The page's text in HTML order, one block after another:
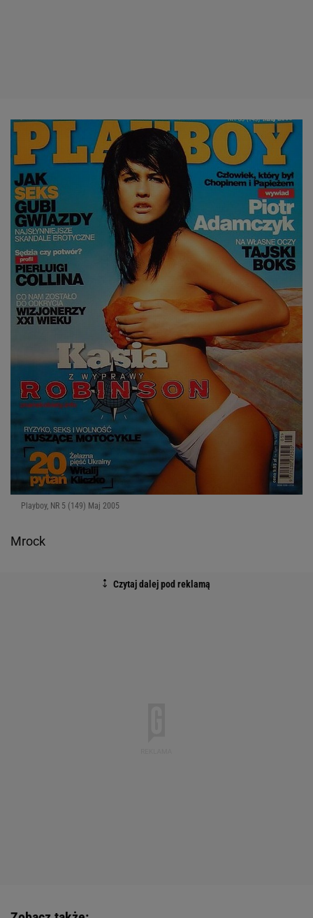
Playboy, NR 5 (149) Maj 2005
Mrock